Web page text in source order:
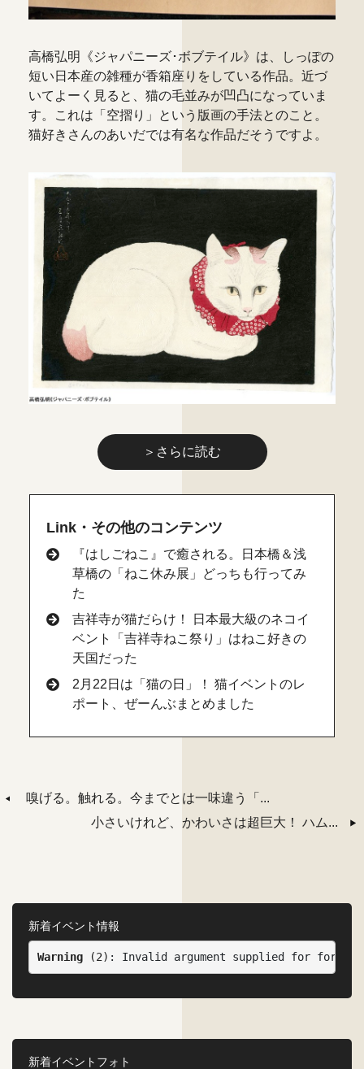
高橋弘明《ジャパニーズ･ボブテイル》は、しっぽの
短い日本産の雑種が香箱座りをしている作品。近づ
いてよーく見ると、猫の毛並みが凹凸になっていま
す。これは「空摺り」という版画の手法とのこと。
猫好きさんのあいだでは有名な作品だそうですよ。
＞さらに読む
Link・その他のコンテンツ
『はしごねこ』で癒される。日本橋＆浅
草橋の「ねこ休み展」どっちも行ってみ
た
吉祥寺が猫だらけ！ 日本最大級のネコイ
ベント「吉祥寺ねこ祭り」はねこ好きの
天国だった
2月22日は「猫の日」！ 猫イベントのレ
ポート、ぜーんぶまとめました
嗅げる。触れる。今までとは一味違う「...
小さいけれど、かわいさは超巨大！ ハム...
新着イベント情報
Warning (2) : Invalid argument supplied for
新着イベントフォト